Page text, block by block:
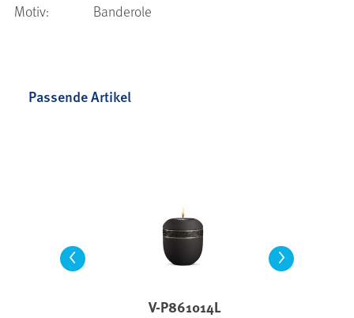
Motiv:
Banderole
Passende Artikel
<
V-P861014L
>